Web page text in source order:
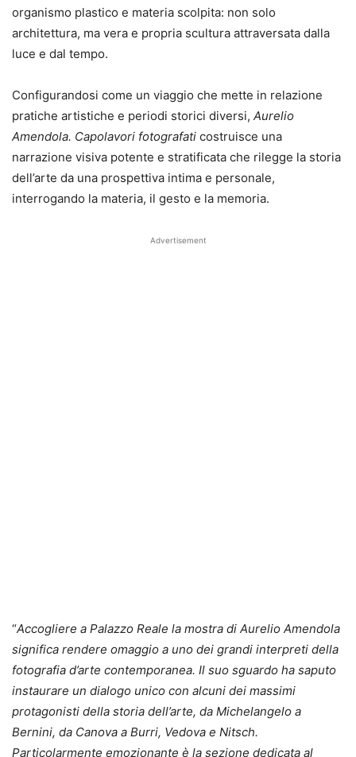
organismo plastico e materia scolpita: non solo
architettura, ma vera e propria scultura attraversata dalla
luce e dal tempo.
Configurandosi come un viaggio che mette in relazione
pratiche artistiche e periodi storici diversi, Aurelio
Amendola. Capolavori fotografati costruisce una
narrazione visiva potente e stratificata che rilegge la storia
dell’arte da una prospettiva intima e personale,
interrogando la materia, il gesto e la memoria.
Advertisement
“Accogliere a Palazzo Reale la mostra di Aurelio Amendola
significa rendere omaggio a uno dei grandi interpreti della
fotografia d’arte contemporanea. Il suo sguardo ha saputo
instaurare un dialogo unico con alcuni dei massimi
protagonisti della storia dell’arte, da Michelangelo a
Bernini, da Canova a Burri, Vedova e Nitsch.
Particolarmente emozionante è la sezione dedicata al